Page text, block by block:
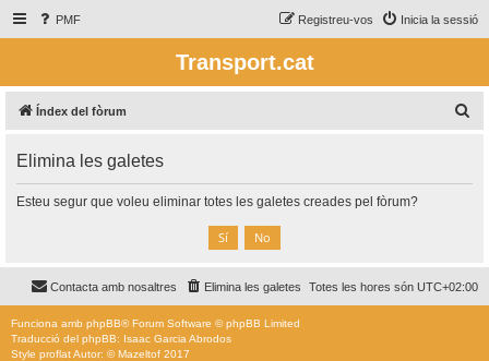
PMF Inicia la sessió
Registreu-vos
Transport.cat
Índex del fòrum
c
Elimina les galetes
Esteu segur que voleu eliminar totes les galetes creades pel fòrum?
Totes les hores són UTC+02:00
Elimina les galetes
Contacta amb nosaltres
Funciona amb phpBB® Forum Software © phpBB Limited
Traducció del phpBB: Isaac Garcia Abrodos
Style proflatAutor: ©Mazeltof 2017